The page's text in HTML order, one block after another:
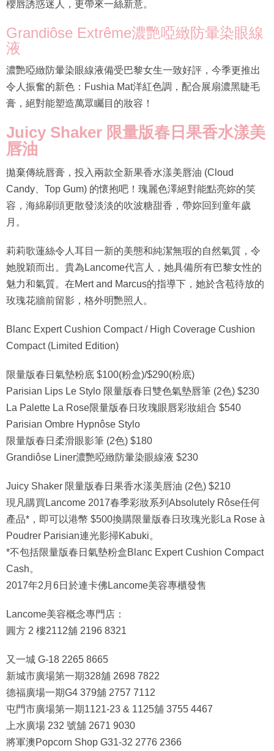
櫻唇誘惑迷人，更帶來一絲新意。
Grandiôse Extrême濃艷啞緻防暈染眼線
液
濃艷啞緻防暈染眼線液備受巴黎女生一致好評，今季更推出
令人振奮的新色：Fushia Mat洋紅色調，配合展扇濃黑睫毛
膏，絕對能塑造萬眾矚目的妝容！
Juicy Shaker 限量版春日果香水漾美
唇油
拋棄傳統唇膏，投入兩款全新果香水漾美唇油 (Cloud
Candy、Top Gum) 的懷抱吧！瑰麗色澤絕對能點亮妳的笑
容，海綿刷頭更散發淡淡的吹波糖甜香，帶妳回到童年歲
月。
莉莉歌蓮絲令人耳目一新的美態和純潔無瑕的自然氣質，令
她脫穎而出。貴為Lancome代言人，她具備所有巴黎女性的
魅力和氣質。在Mert and Marcus的指導下，她於含苞待放的
玫瑰花牆前留影，格外明艷照人。
Blanc Expert Cushion Compact / High Coverage Cushion
Compact (Limited Edition)
限量版春日氣墊粉底 $100(粉盒)/$290(粉底)
Parisian Lips Le Stylo 限量版春日雙色氣墊唇筆 (2色) $230
La Palette La Rose限量版春日玫瑰眼唇彩妝組合 $540
Parisian Ombre Hypnôse Stylo
限量版春日柔滑眼影筆 (2色) $180
Grandiôse Liner濃艷啞緻防暈染眼線液 $230
Juicy Shaker 限量版春日果香水漾美唇油 (2色) $210
現凡購買Lancome 2017春季彩妝系列Absolutely Rôse任何
產品*，即可以港幣 $500換購限量版春日玫瑰光影La Rose à
Poudrer Parisian連光影掃Kabuki。
*不包括限量版春日氣墊粉盒Blanc Expert Cushion Compact
Cash。
2017年2月6日於連卡佛Lancome美容專櫃發售
Lancome美容概念專門店：
圓方 2 樓2112舖 2196 8321
又一城 G-18 2265 8665
新城市廣場第一期328舖 2698 7822
德福廣場一期G4 379舖 2757 7112
屯門市廣場第一期1121-23 & 1125舖 3755 4467
上水廣場 232 號舖 2671 9030
將軍澳Popcorn Shop G31-32 2776 2366